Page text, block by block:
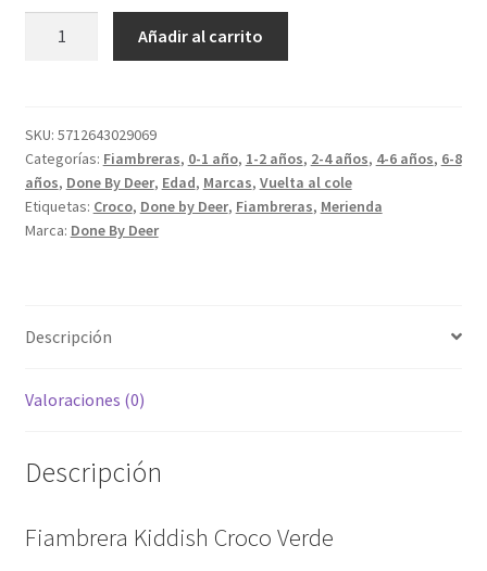
cantidad
Añadir al carrito
SKU: 5712643029069
Categorías: Fiambreras, 0-1 año, 1-2 años, 2-4 años, 4-6 años, 6-8
años, Done By Deer, Edad, Marcas, Vuelta al cole
Etiquetas: Croco, Done by Deer, Fiambreras, Merienda
Marca: Done By Deer
Descripción
Valoraciones (0)
Descripción
Fiambrera Kiddish Croco Verde